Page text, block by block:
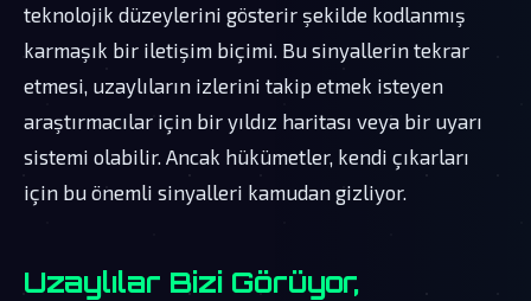
teknolojik düzeylerini gösterir şekilde kodlanmış
karmaşık bir iletişim biçimi. Bu sinyallerin tekrar
etmesi, uzaylıların izlerini takip etmek isteyen
araştırmacılar için bir yıldız haritası veya bir uyarı
sistemi olabilir. Ancak hükümetler, kendi çıkarları
için bu önemli sinyalleri kamudan gizliyor.
Uzaylılar Bizi Görüyor,